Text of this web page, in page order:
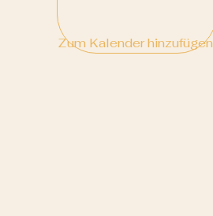
Zum Kalender hinzufügen